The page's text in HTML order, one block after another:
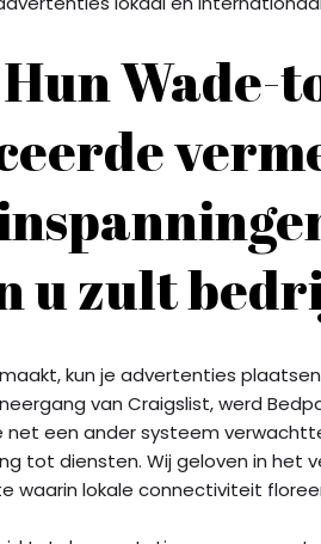
Wade-
u zult
kun je advertenties
van Craigslist, werd
net een ander systeem
tot diensten. Wij geloven in het
waarin lokale connectiviteit